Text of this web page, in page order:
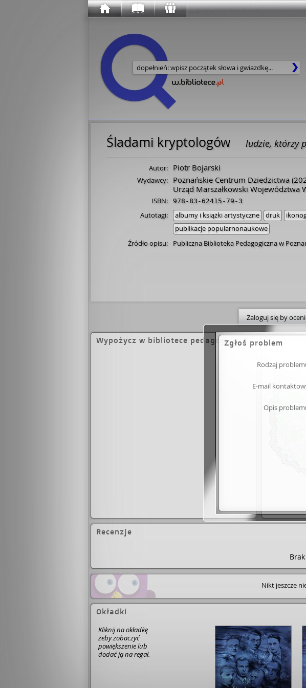
Wyszukaj w serwisie
Śladami kryptologów ludzie, którzy
Autor: Piotr Bojarski
Wydawcy: Poznańskie Centrum Dziedzictwa
Urząd Marszałkowski Województwa
ISBN: 978-83-62415-79-3
Autotagi: albumy i książki artystyczne druk
publikacje popularnonaukowe
Źródło opisu:
Publiczna Biblioteka Pedagogiczna w
Zaloguj się by
Wypożycz w bibliotece pedagogicznej
Recenzje
Nikt jeszcze
Okładki
Kliknij na okładkę
żeby zobaczyć
powiększenie lub
dodać ją na regał.
Zgłoś problem
Rodzaj
E-mail
Opis